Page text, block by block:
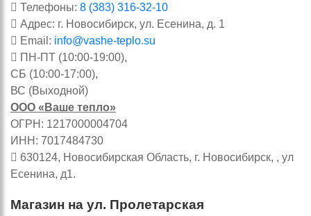
Телефоны: 8 (383) 316-32-10
Адрес: г. Новосибирск, ул. Есенина, д. 1
Email: info@vashe-teplo.su
ПН-ПТ (10:00-19:00),
СБ (10:00-17:00),
ВС (Выходной)
ООО «Ваше тепло»
ОГРН: 1217000004704
ИНН: 7017484730
630124, Новосибирская Область, г. Новосибирск, , ул
Есенина, д1.
Магазин на ул. Пролетарская